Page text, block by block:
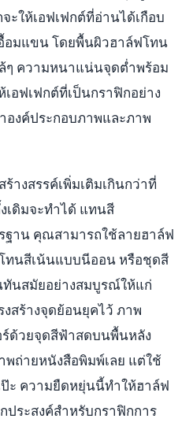
ะให้เอฟเฟกต์ที่อ่านได้เกือบ
อมแขน โดยพื้นผิวฮาล์ฟโทน
ๆ ความหนาแน่นจุดต่ำพร้อม
อฟเฟกต์ที่เป็นกราฟิกอย่าง
องค์ประกอบภาพและภาพ
างสรรค์เพิ่มเติมเกินกว่าที่
ดิมจะทำได้ แทนสี
ฐาน คุณสามารถใช้ลายฮาล์ฟ
นสีเน้นแบบนีออน หรือชุดสี
นสมัยอย่างสมบูรณ์ให้แก่
สร้างจุดย้อนยุคไว้ ภาพ
ด้วยจุดสีฟ้าสดบนพื้นหลัง
ถ่ายหนังสือพิมพ์เลย แต่ใช้
ป๊ะ ความยืดหยุ่นนี้ทำให้ฮาล์ฟ
ประสงค์สำหรับกราฟิกการ